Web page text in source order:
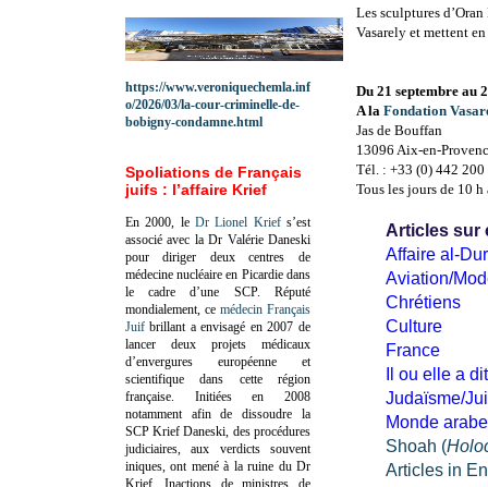
Les sculptures
Vasarely et mettent
Du 21 septembre au
A la Fondation
Jas de Bouffan
13096 Aix-en-
Tél. : +33 (0) 442 200
Tous les jours de 10 h
Articles sur
Affaire al-
Aviation/
Chrétiens
Culture
France
Il ou elle a
Judaïsme/
Monde
Shoah (
Articles in
https://www.veroniquechemla.inf
o/2026/03/la-cour-criminelle-de-
bobigny-condamne.html
Spoliations de Français
juifs : l’affaire Krief
En 2000, le Dr Lionel Kriefs’est
associé avec la Dr Valérie Daneski
pour diriger deux centres de
médecine nucléaire en Picardie dans
le cadre d’une SCP. Réputé
mondialement, ce médecin Français
Juif brillant a envisagé en 2007 de
lancer deux projets médicaux
d’envergures européenne et
scientifique dans cette région
française. Initiées en 2008
notamment afin de dissoudre la
SCP Krief Daneski, des procédures
judiciaires, aux verdicts souvent
iniques, ont mené à la ruine du Dr
Krief.Inactions de ministres de